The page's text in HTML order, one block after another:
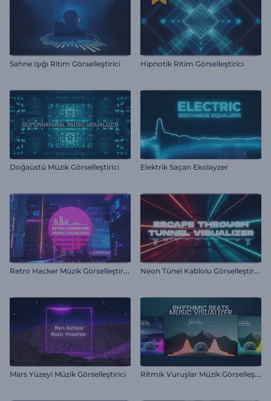
Sahne Işığı Ritim Görselleştirici Hipnotik Ritim Görselleştirici
Doğaüstü Müzik Görselleştirici Elektrik Saçan Ekolayzer
R
etro Hacker Müzik Görselleştirici N
eon Tünel Kablolu Görselleştirici
Mars Yüzeyi Müzik Görselleştirici R
itmik Vuruşlar Müzik Görselleştirici